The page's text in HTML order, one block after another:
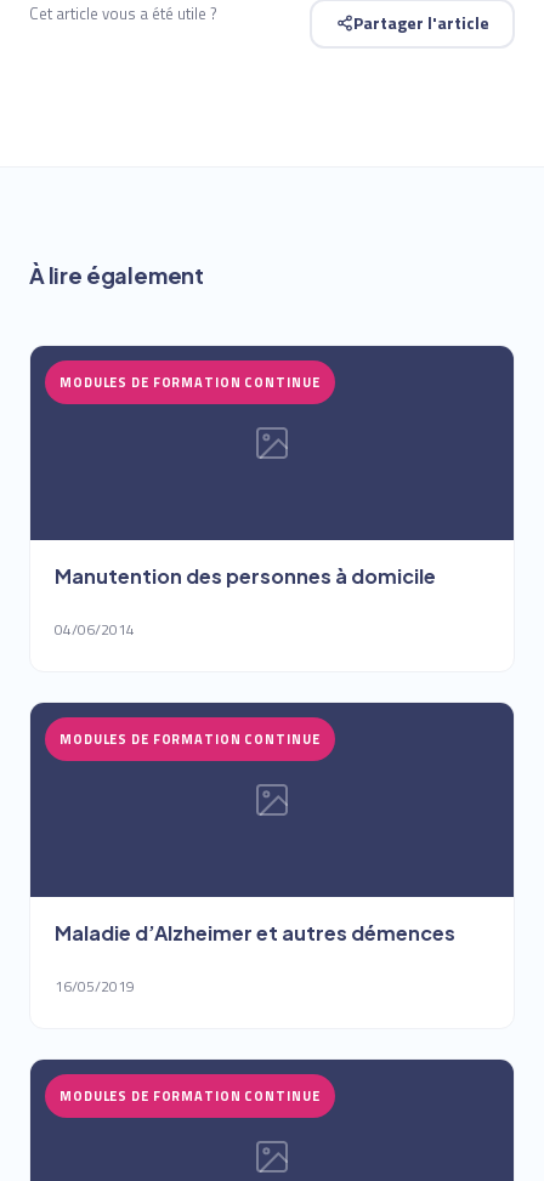
Cet article vous a été utile ? Partager l'article
À lire également
MODULES DE FORMATION CONTINUE
Manutention des personnes à domicile
04/06/2014
MODULES DE FORMATION CONTINUE
Maladie d’Alzheimer et autres démences
16/05/2019
MODULES DE FORMATION CONTINUE